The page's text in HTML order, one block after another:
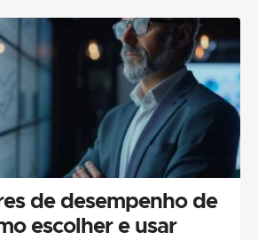
de desempenho de
escolher e usar